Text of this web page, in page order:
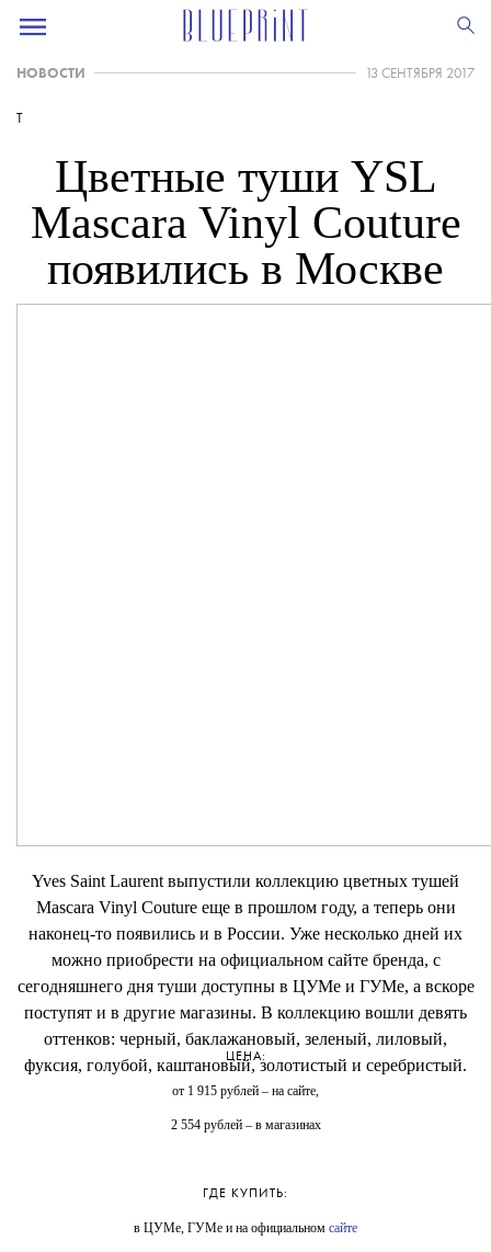
НОВОСТИ 13 СЕНТЯБРЯ 2017
T
Цветные туши YSL
Mascara Vinyl Couture
появились в Москве
Yves Saint Laurent выпустили коллекцию цветных тушей
Mascara Vinyl Couture еще в прошлом году, а теперь они
наконец-то появились и в России. Уже несколько дней их
можно приобрести на официальном сайте бренда, с
сегодняшнего дня туши доступны в ЦУМе и ГУМе, а вскоре
поступят и в другие магазины. В коллекцию вошли девять
оттенков: черный, баклажановый, зеленый, лиловый,
фуксия, голубой, каштановый, золотистый и серебристый.
ЦЕНА:
от 1 915 рублей – на сайте,
2 554 рублей – в магазинах
ГДЕ КУПИТЬ:
в ЦУМе, ГУМе и на официальном сайте